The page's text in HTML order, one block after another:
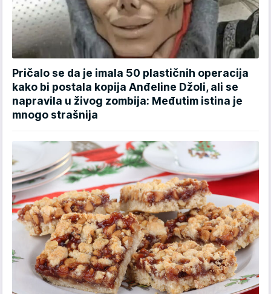
Pričalo se da je imala 50 plastičnih operacija
kako bi postala kopija Anđeline Džoli, ali se
napravila u živog zombija: Međutim istina je
mnogo strašnija